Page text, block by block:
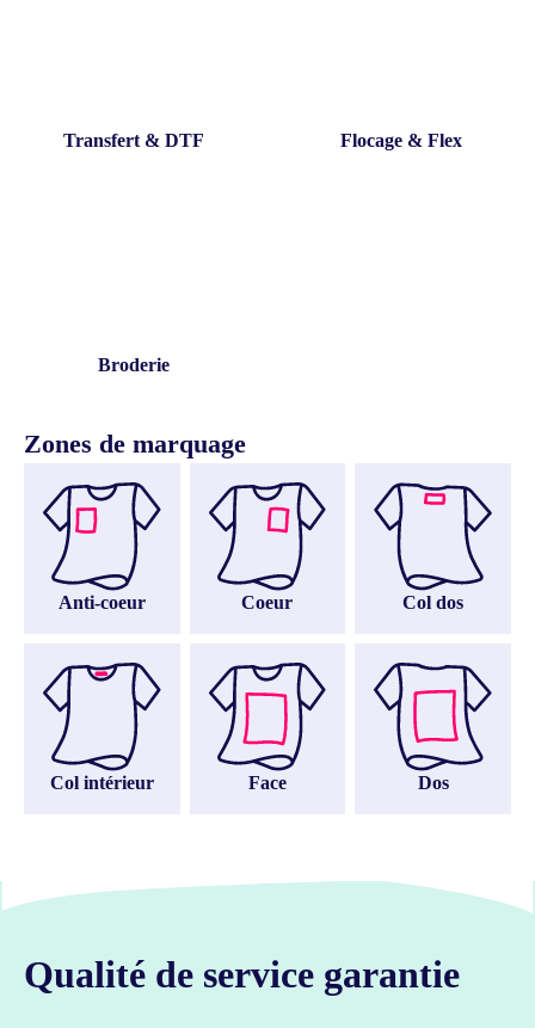
Transfert & DTF Flocage & Flex
Broderie
Zones de marquage
Anti-coeur Coeur Col dos
Col intérieur Face Dos
Qualité de service garantie